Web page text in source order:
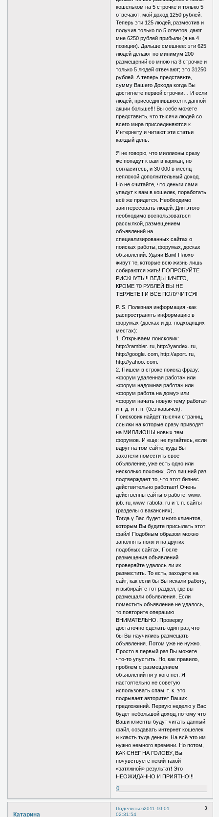
кошельком на 5 строчке и только 5
отвечают; мой доход 1250 рублей.
Теперь эти 125 людей‚ разместив и
получив только по 5 ответов‚ дают
мне 6250 рублей прибыли (я на 4
позиции). Дальше смешнее: эти 625
людей делают по минимум 200
размещений со мною на 3 строчке и
только 5 людей отвечают; это 31250
рублей. А теперь представьте,
сумму Вашего Дохода когда Вы
достигнете первой строчки… И если
людей, присоединившихся к данной
акции больше!!! Вы себе можете
представить‚ что тысячи людей со
всего мира присоединяются к
Интернету и читают эти статьи
каждый день.
Я не говорю, что миллионы сразу
же попадут к вам в карман, но
согласитесь, и 30 000 в месяц
неплохой дополнительный доход.
Но не считайте, что деньги сами
упадут к вам в кошелек, поработать
всё же придется. Необходимо
заинтересовать людей. Для этого
необходимо воспользоваться
рассылкой‚ размещением
объявлений на
специализированных сайтах о
поисках работы‚ форумах‚ досках
объявлений. Удачи Вам! Плохо
живут те‚ которые всю жизнь лишь
собираются жить! ПОПРОБУЙТЕ
РИСКНУТЬ!!! ВЕДЬ НИЧЕГО‚
КРОМЕ 70 РУБЛЕЙ ВЫ НЕ
ТЕРЯЕТЕ!! И ВСЕ ПОЛУЧИТСЯ!
P. S. Полезная информация -как
распространять информацию в
форумах (досках и др. подходящих
местах):
1. Открываем поисковик:
http://rambler. ru‚ http://yandex. ru‚
http://google. com‚ http://aport. ru‚
http://yahoo. com.
2. Пишем в строке поиска фразу:
«форум удаленная работа» или
«форум надомная работа» или
«форум работа на дому» или
«форум начать новую тему работа»
и т. д. и т. п. (без кавычек).
Поисковик найдет тысячи страниц‚
ссылки на которые сразу приводят
на МИЛЛИОНЫ новых тем
форумов. И еще: не пугайтесь‚ если
вдруг на том сайте‚ куда Вы
захотели поместить свое
объявление‚ уже есть одно или
несколько похожих. Это лишний раз
подтверждает то‚ что этот бизнес
действительно работает! Очень
действенны сайты о работе: www.
job. ru‚ www. rabota. ru и т. п. сайты
(разделы о вакансиях).
Тогда у Вас будет много клиентов‚
которым Вы будите присылать этот
файл! Подобным образом можно
заполнять поля и на других
подобных сайтах. После
размещения объявлений
проверяйте удалось ли их
разместить. То есть‚ заходите на
сайт‚ как если бы Вы искали работу‚
и выбирайте тот раздел‚ где вы
размещали объявления. Если
поместить объявление не удалось‚
то повторите операцию
ВНИМАТЕЛЬНО. Проверку
достаточно сделать один раз‚ что
бы Вы научились размещать
объявления. Потом уже не нужно.
Просто в первый раз Вы можете
что-то упустить. Но‚ как правило‚
проблем с размещением
объявлений ни у кого нет. Я
настоятельно не советую
использовать спам‚ т. к. это
подрывает авторитет Ваших
предложений. Первую неделю у Вас
будет небольшой доход‚ потому что
Ваши клиенты будут читать данный
файл‚ создавать интернет кошелек
и класть туда деньги. На всё это им
нужно немного времени. Но потом‚
КАК СНЕГ НА ГОЛОВУ‚ Вы
почувствуете некий такой
«затяжной» результат! Это
НЕОЖИДАННО И ПРИЯТНО!!!
0
Поделиться 3
2011-10-01
02:31:54
Катарина